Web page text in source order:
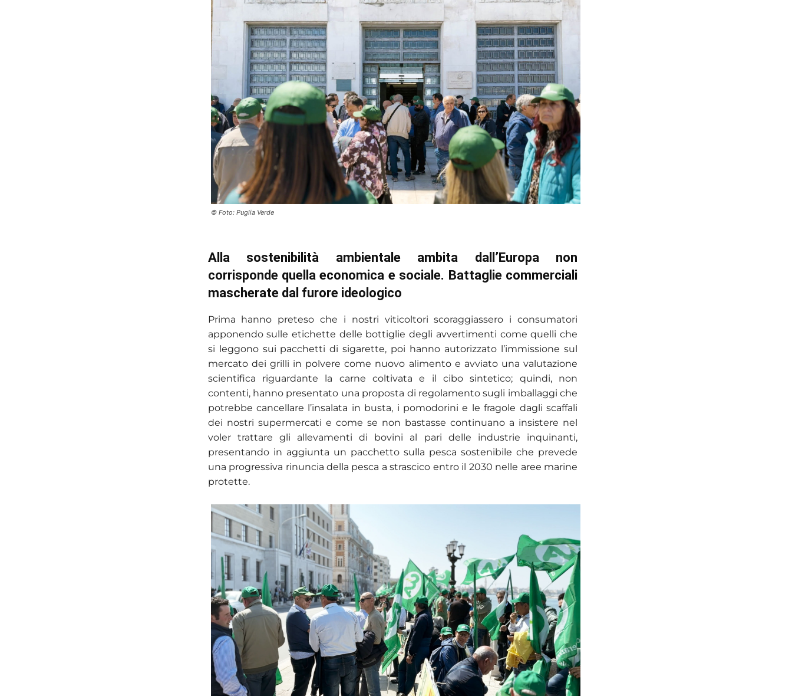
© Foto: Puglia Verde
Alla sostenibilità ambientale ambita dall’Europa non
corrisponde quella economica e sociale. Battaglie commerciali
mascherate dal furore ideologico
Prima hanno preteso che i nostri viticoltori scoraggiassero i consumatori
apponendo sulle etichette delle bottiglie degli avvertimenti come quelli che
si leggono sui pacchetti di sigarette, poi hanno autorizzato l’immissione sul
mercato dei grilli in polvere come nuovo alimento e avviato una valutazione
scientifica riguardante la carne coltivata e il cibo sintetico; quindi, non
contenti, hanno presentato una proposta di regolamento sugli imballaggi che
potrebbe cancellare l’insalata in busta, i pomodorini e le fragole dagli scaffali
dei nostri supermercati e come se non bastasse continuano a insistere nel
voler trattare gli allevamenti di bovini al pari delle industrie inquinanti,
presentando in aggiunta un pacchetto sulla pesca sostenibile che prevede
una progressiva rinuncia della pesca a strascico entro il 2030 nelle aree marine
protette.